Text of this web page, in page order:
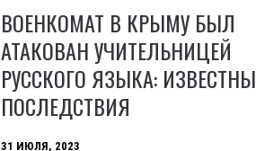
ВОЕНКОМАТ В КРЫМУ БЫЛ
АТАКОВАН УЧИТЕЛЬНИЦЕЙ
РУССКОГО ЯЗЫКА: ИЗВЕСТНЫ
ПОСЛЕДСТВИЯ
31 ИЮЛЯ, 2023